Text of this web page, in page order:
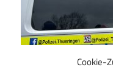
Cookie-